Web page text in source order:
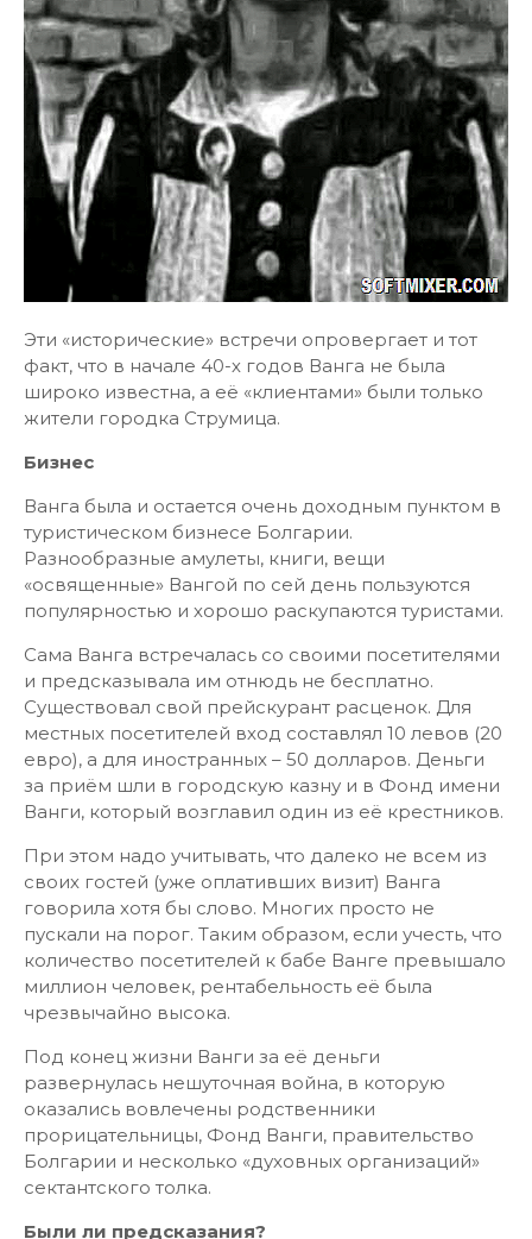
Эти «исторические» встречи опровергает и тот
факт, что в начале 40-х годов Ванга не была
широко известна, а её «клиентами» были только
жители городка Струмица.
Бизнес
Ванга была и остается очень доходным пунктом в
туристическом бизнесе Болгарии.
Разнообразные амулеты, книги, вещи
«освященные» Вангой по сей день пользуются
популярностью и хорошо раскупаются туристами.
Сама Ванга встречалась со своими посетителями
и предсказывала им отнюдь не бесплатно.
Существовал свой прейскурант расценок. Для
местных посетителей вход составлял 10 левов (20
евро), а для иностранных – 50 долларов. Деньги
за приём шли в городскую казну и в Фонд имени
Ванги, который возглавил один из её крестников.
При этом надо учитывать, что далеко не всем из
своих гостей (уже оплативших визит) Ванга
говорила хотя бы слово. Многих просто не
пускали на порог. Таким образом, если учесть, что
количество посетителей к бабе Ванге превышало
миллион человек, рентабельность её была
чрезвычайно высока.
Под конец жизни Ванги за её деньги
развернулась нешуточная война, в которую
оказались вовлечены родственники
прорицательницы, Фонд Ванги, правительство
Болгарии и несколько «духовных организаций»
сектантского толка.
Были ли предсказания?